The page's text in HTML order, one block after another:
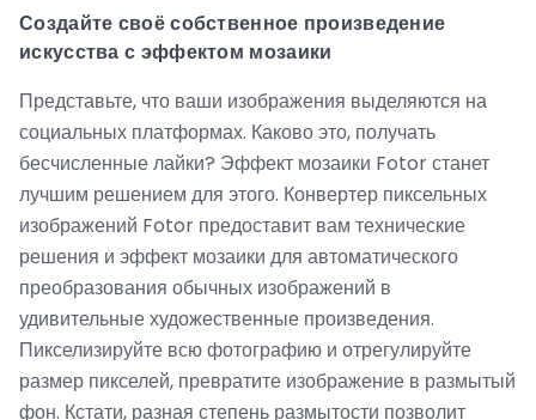
Создайте своё собственное произведение
искусства с эффектом мозаики
Представьте, что ваши изображения выделяются на
социальных платформах. Каково это, получать
бесчисленные лайки? Эффект мозаики Fotor станет
лучшим решением для этого. Конвертер пиксельных
изображений Fotor предоставит вам технические
решения и эффект мозаики для автоматического
преобразования обычных изображений в
удивительные художественные произведения.
Пикселизируйте всю фотографию и отрегулируйте
размер пикселей, превратите изображение в размытый
фон. Кстати, разная степень размытости позволит